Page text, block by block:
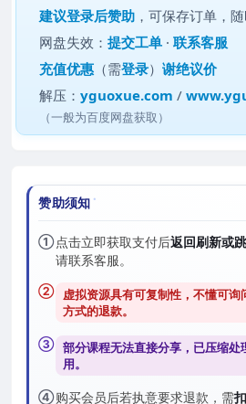
建议登录后赞助 ，可保存订单，
网盘失效：提交工单 ·联系客服
充值优惠 （需登录）谢绝议价
解压：yguoxue.com /
（一般为百度网盘获取）
赞助须知
①点击立即获取支付后返回刷新或
请联系客服。
② 虚拟资源具有可复制性，不懂可询
方式的退款。
③ 部分课程无法直接分享，已压缩处
用。
④购买会员后若执意要求退款，需